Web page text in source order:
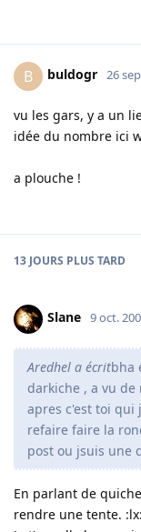
B buldogr 26
vu les gars, y a un
idée du nombre ici
a plouche !
13 JOURS PLUS TARD
Slane 9 oct.
Aredhel a écritbha
darkiche , a vu
apres c'est toi qui
refaire faire la
post ou jsuis une
En parlant de
rendre une tente. :lx: